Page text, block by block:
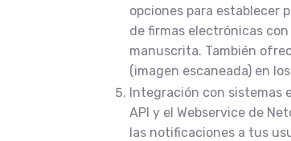
opciones para establecer
de firmas electrónicas
manuscrita. También
(imagen escaneada) en
Integración con sistemas
API y el Webservice de
las notificaciones a tus